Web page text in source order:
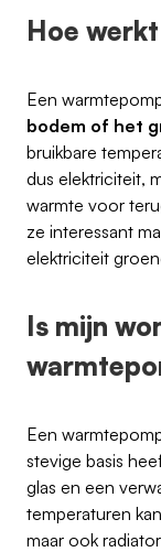
Hoe
Een
bodem of het
bruikbare
dus elektriciteit,
warmte voor
ze interessant
elektriciteit
Is mijn
Een
stevige basis
glas en een
temperaturen
maar ook